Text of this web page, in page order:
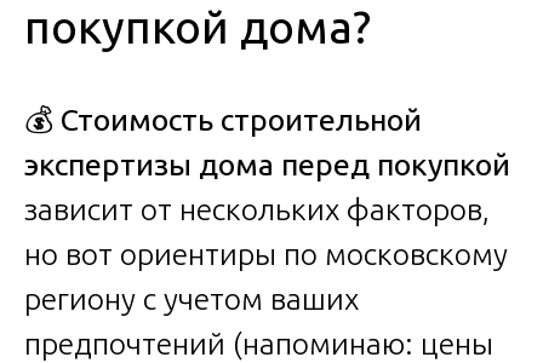
покупкой дома?
💰 Стоимость строительной
экспертизы дома перед покупкой
зависит от нескольких факторов,
но вот ориентиры по московскому
региону с учетом ваших
предпочтений (напоминаю: цены